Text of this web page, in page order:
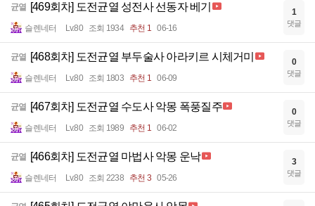
균열 [469회차] 도전균열 성전사 선동자 베기
슬렌네터 Lv.80 조회 1934 추천 1 06-16
1
댓글
균열 [468회차] 도전균열 부두술사 아라키르 시체거미
슬렌네터 Lv.80 조회 1803 추천 1 06-09
0
댓글
균열 [467회차] 도전균열 수도사 악몽 폭풍질주
슬렌네터 Lv.80 조회 1989 추천 1 06-02
0
댓글
균열 [466회차] 도전균열 마법사 악몽 운낙
슬렌네터 Lv.80 조회 2238 추천 3 05-26
3
댓글